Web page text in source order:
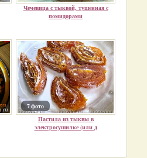
Чечевица с тыквой, тушенная с
помидорами
7 фото
Пастила из тыквы в
электросушилке (или д